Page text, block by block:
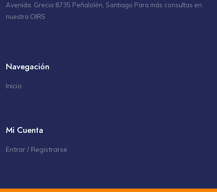
Avenida. Grecia 8735 Peñalolén, Santiago Para más consultas en
nuestra OIRS
Navegación
Inicio
Mi Cuenta
Entrar / Registrarse